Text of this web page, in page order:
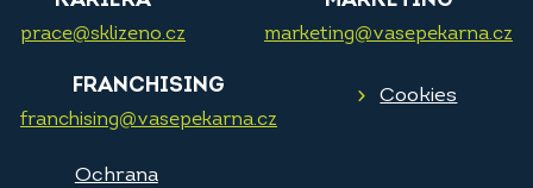
prace@sklizeno.cz marketing@vasepekarna.cz
FRANCHISING
franchising@vasepekarna.cz
Cookies
Ochrana